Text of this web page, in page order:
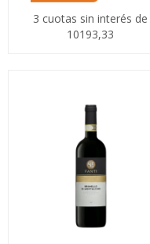
3 cuotas sin interés de
10193,33